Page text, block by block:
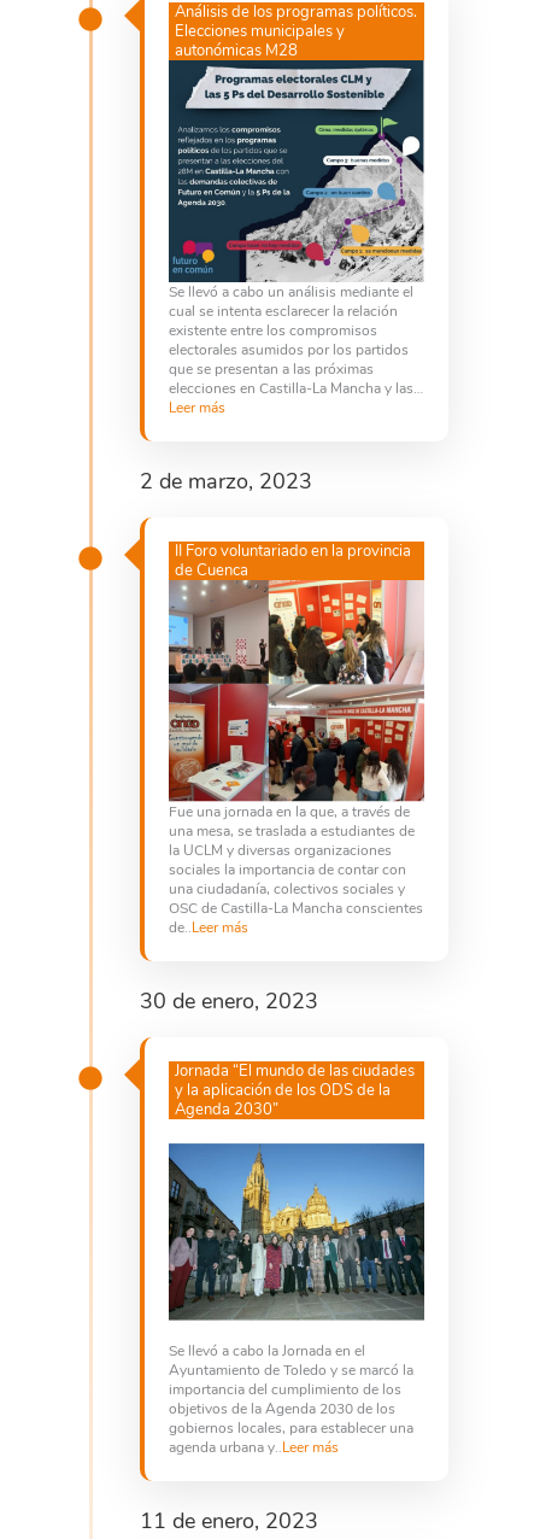
Análisis de los programas políticos.
Elecciones municipales y
autonómicas M28
Se llevó a cabo un análisis mediante el
cual se intenta esclarecer la relación
existente entre los compromisos
electorales asumidos por los partidos
que se presentan a las próximas
elecciones en Castilla-La Mancha y las…
Leer más
2 de marzo, 2023
II Foro voluntariado en la provincia
de Cuenca
Fue una jornada en la que, a través de
una mesa, se traslada a estudiantes de
la UCLM y diversas organizaciones
sociales la importancia de contar con
una ciudadanía, colectivos sociales y
OSC de Castilla-La Mancha conscientes
de..Leer más
30 de enero, 2023
Jornada “El mundo de las ciudades
y la aplicación de los ODS de la
Agenda 2030”
Se llevó a cabo la Jornada en el
Ayuntamiento de Toledo y se marcó la
importancia del cumplimiento de los
objetivos de la Agenda 2030 de los
gobiernos locales, para establecer una
agenda urbana y..Leer más
11 de enero, 2023